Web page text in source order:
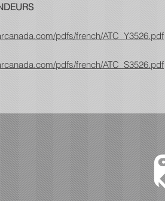
pdfs/french/ATC_Y3526.pdf
pdfs/french/ATC_S3526.pdf